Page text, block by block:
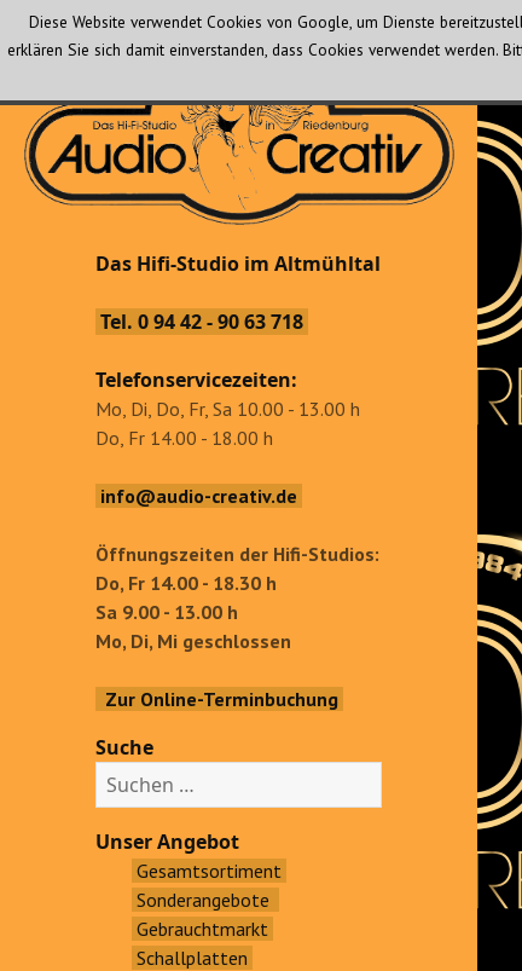
Das Hifi-Studio im Altmühltal
Das Hifi-Studio im Altmühltal
Tel. 0 94 42 - 90 63 718
Telefonservicezeiten:
Mo, Di, Do, Fr, Sa 10.00 - 13.00 h
Do, Fr 14.00 - 18.00 h
info@audio-creativ.de
Öffnungszeiten der Hifi-Studios:
Do, Fr 14.00 - 18.30 h
Sa 9.00 - 13.00 h
Mo, Di, Mi geschlossen
Zur Online-Terminbuchung
Suche
u
cUnser Angebot
Gesamtsortiment
Sonderangebote
Gebrauchtmarkt
Schallplatten
Diese Website verwendet Cookies von Google, um Dienste
erklären Sie sich damit einverstanden, dass Cookies verwendet werden.